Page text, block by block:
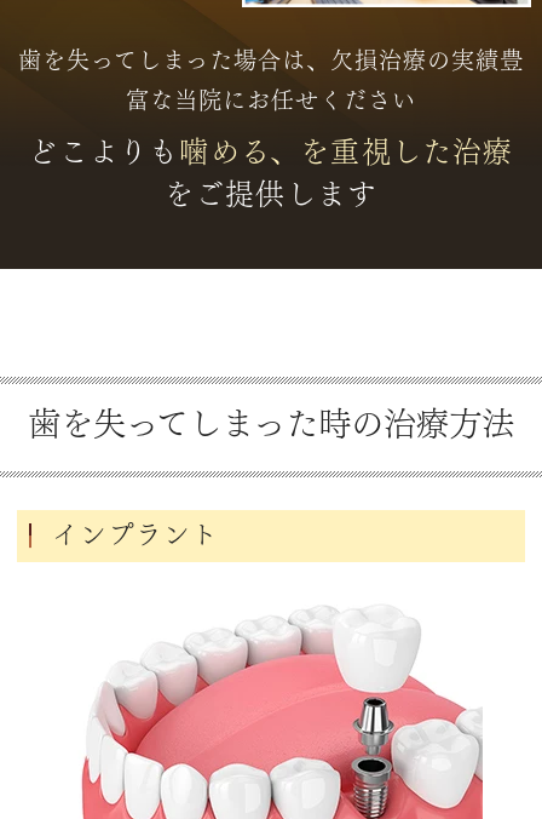
歯を失ってしまった場合は、欠損治療の実績豊
富な当院にお任せください
どこよりも 噛める、を重視した治療
をご提供します
歯を失ってしまった時の治療方法
インプラント